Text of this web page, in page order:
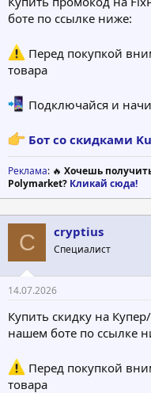
боте по ссылке ниже:
Перед покупкой
товара
Подключайся и
Бот со скидками
Реклама: 🔥 Хочешь
Polymarket? Кликай сюда!
C cryptius
Специалист
14.07.2026
Купить скидку на
нашем боте по ссылке
Перед покупкой
товара